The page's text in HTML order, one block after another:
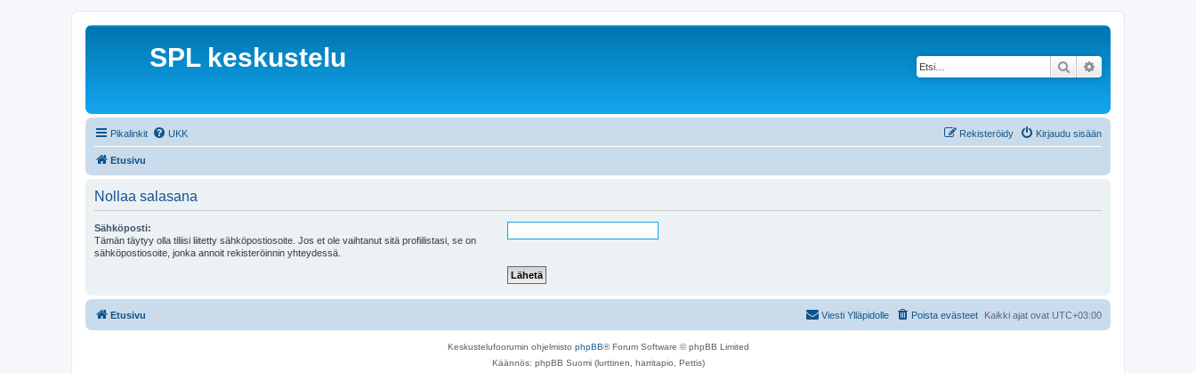
SPL keskustelu Etsi
Pikalinkit UKK Kirjaudu sisään
Rekisteröidy
Etusivu
Nollaa salasana
Sähköposti:
Tämän täytyy olla tiliisi liitetty sähköpostiosoite. Jos et ole vaihtanut sitä profiilistasi, se on
sähköpostiosoite, jonka annoit rekisteröinnin yhteydessä.
Etusivu Kaikki ajat ovat UTC+03:00
Poista evästeet
Viesti Ylläpidolle
Keskustelufoorumin ohjelmisto phpBB® Forum Software © phpBB Limited
Käännös: phpBB Suomi (lurttinen, harritapio, Pettis)